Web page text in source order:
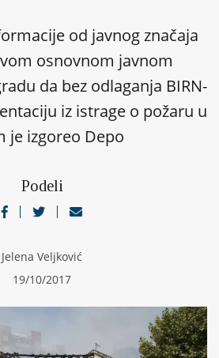
od javnog značaja
osnovnom javnom
da bez odlaganja BIRN-
iz istrage o požaru u
je izgoreo Depo
Podeli
Jelena Veljković
19/10/2017